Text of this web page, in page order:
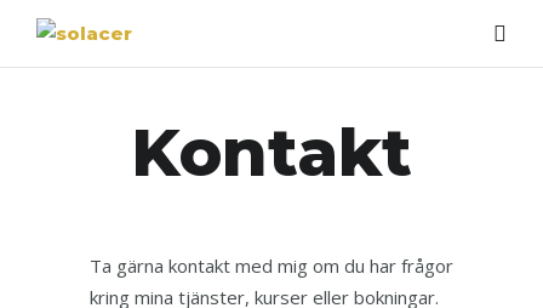
Kontakt
Ta gärna kontakt med mig om du har frågor
kring mina tjänster, kurser eller bokningar.